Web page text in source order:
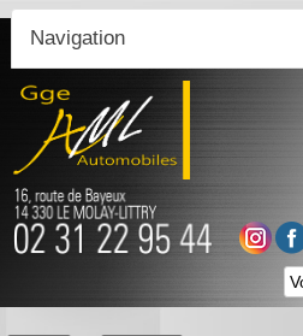
Navigation